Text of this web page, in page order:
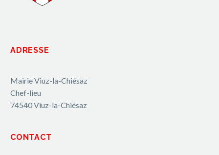
ADRESSE
Mairie Viuz-la-Chiésaz
Chef-lieu
74540 Viuz-la-Chiésaz
CONTACT